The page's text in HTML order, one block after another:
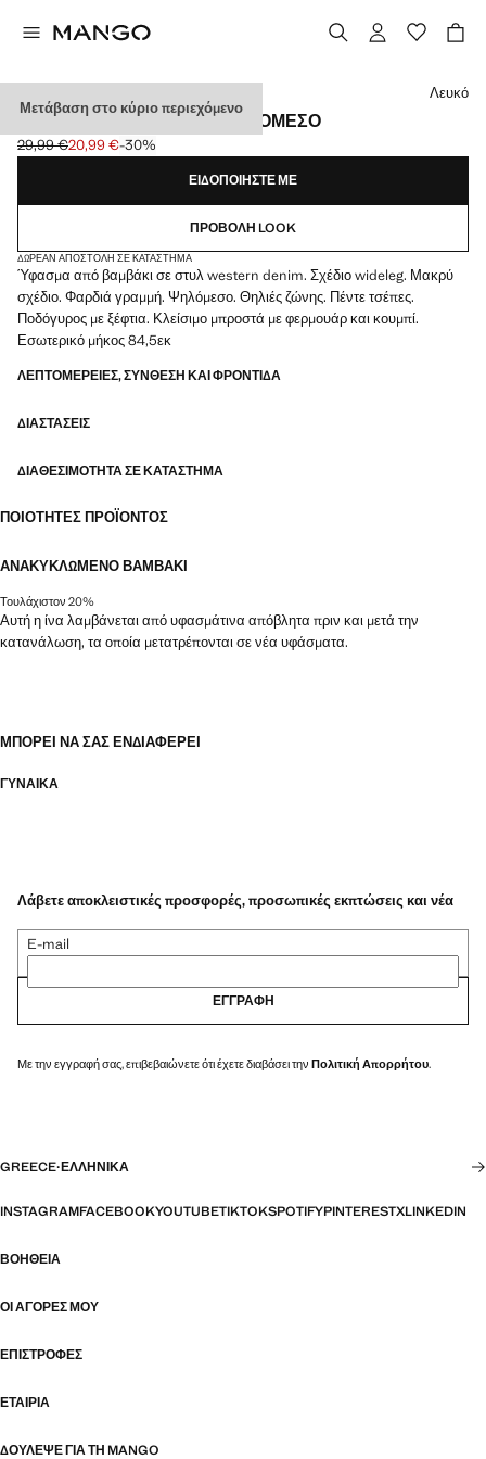
Μετάβαση στο κύριο περιεχόμενο
ΤΖΙΝ DANILA WIDE LEG ΨΗΛΌΜΕΣΟ
Αρχική τιμή με διαγραφή [29,99 € ]
29,99 €
Ισχύουσα τιμή [20,99 € ]
20,99 €-30%
Διάλεξε χρώμα
Λευκό
ΕΙΔΟΠΟΙΉΣΤΕ ΜΕ
ΠΡΟΒΟΛΉ LOOK
ΔΩΡΕΆΝ ΑΠΟΣΤΟΛΉ ΣΕ ΚΑΤΆΣΤΗΜΑ
Ύφασμα από βαμβάκι σε στυλ western denim. Σχέδιο wideleg. Μακρύ
σχέδιο. Φαρδιά γραμμή. Ψηλόμεσο. Θηλιές ζώνης. Πέντε τσέπες.
Ποδόγυρος με ξέφτια. Κλείσιμο μπροστά με φερμουάρ και κουμπί.
Εσωτερικό μήκος 84,5εκ
ΛΕΠΤΟΜΈΡΕΙΕΣ, ΣΎΝΘΕΣΗ ΚΑΙ ΦΡΟΝΤΊΔΑ
ΔΙΑΣΤΆΣΕΙΣ
ΔΙΑΘΕΣΙΜΌΤΗΤΑ ΣΕ ΚΑΤΆΣΤΗΜΑ
ΠΟΙΌΤΗΤΕΣ ΠΡΟΪΌΝΤΟΣ
ΑΝΑΚΥΚΛΩΜΈΝΟ ΒΑΜΒΆΚΙ
Τουλάχιστον 20%
Αυτή η ίνα λαμβάνεται από υφασμάτινα απόβλητα πριν και μετά την
κατανάλωση, τα οποία μετατρέπονται σε νέα υφάσματα.
ΜΠΟΡΕΊ ΝΑ ΣΑΣ ΕΝΔΙΑΦΈΡΕΙ
ΓΥΝΑΙΚΑ
Λάβετε αποκλειστικές προσφορές, προσωπικές εκπτώσεις και νέα
E-mail
ΕΓΓΡΑΦΉ
Με την εγγραφή σας, επιβεβαιώνετε ότι έχετε διαβάσει την Πολιτική Απορρήτου.
GREECE·ΕΛΛΗΝΙΚΆ
INSTAGRAMFACEBOOKYOUTUBETIKTOKSPOTIFYPINTERESTXLINKEDIN
ΒΟΉΘΕΙΑ
ΟΙ ΑΓΟΡΈΣ ΜΟΥ
ΕΠΙΣΤΡΟΦΈΣ
ΕΤΑΙΡΊΑ
ΔΟΎΛΕΨΕ ΓΙΑ ΤΗ MANGO